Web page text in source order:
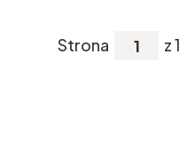
Strona z 1